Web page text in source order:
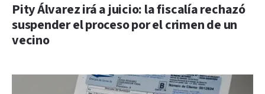
Pity Álvarez irá a juicio: la fiscalía rechazó
suspender el proceso por el crimen de un
vecino